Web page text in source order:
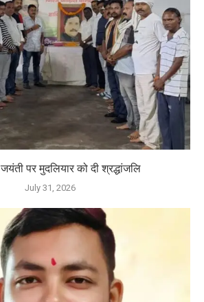
पर मुदलियार को दी श्रद्धांजलि
July 31, 2026